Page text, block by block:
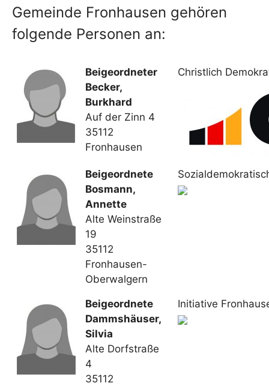
Gemeinde Fronhausen gehören
folgende Personen an:
Beigeordneter
Becker,
Burkhard
Auf der Zinn 4
35112
Fronhausen
Christlich
Beigeordnete
Bosmann,
Annette
Alte Weinstraße
19
35112
Fronhausen-
Oberwalgern
Beigeordnete
Dammshäuser,
Silvia
Alte Dorfstraße
4
35112
Initiative